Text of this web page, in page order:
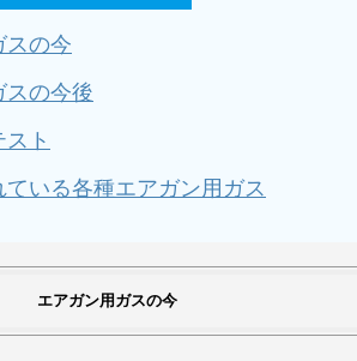
スの今
スの今後
ト
いる各種エアガン用ガス
エアガン用ガスの今